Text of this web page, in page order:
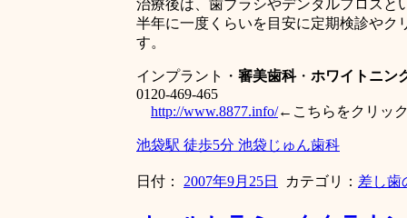
治療後は、歯ブラシやデンタルフロスと
半年に一度くらいを目安に定期検診やク
す。
インプラント・ 審美歯科・ ホワイトニン
0120-469-465
http://www.8877.info/←こちらをクリッ
池袋駅 徒歩5分 池袋じゅん歯科
日付： 2007年9月25日 カテゴリ： 差し歯